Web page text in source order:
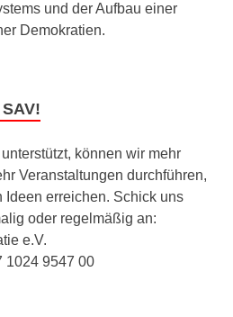
und der Aufbau einer
Demokratien.
können wir mehr
Veranstaltungen durchführen,
Ideen erreichen. Schick uns
oder regelmäßig an:
e.V.
1024 9547 00